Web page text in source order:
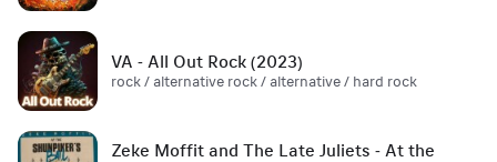
VA - All Out Rock (2023)
rock / alternative rock / alternative / hard rock
Zeke Moffit and The Late Juliets - At the